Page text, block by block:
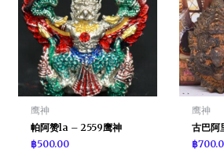
鹰神
帕阿赞la – 2559鹰神
฿500.00
鹰神
古巴阿
฿